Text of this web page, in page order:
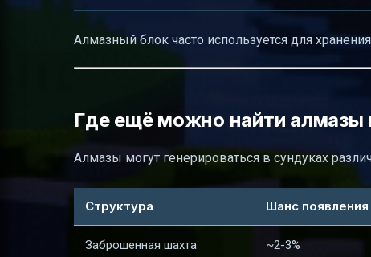
Алмазный блок часто используется для
Где ещё можно найти алмазы
Алмазы могут генерироваться в сундуках
Структура Шанс
Заброшенная шахта ~2-3%